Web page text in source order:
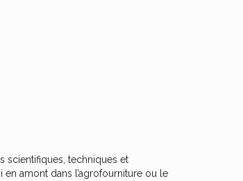
scientifiques, techniques et
amont dans l’agrofourniture ou le